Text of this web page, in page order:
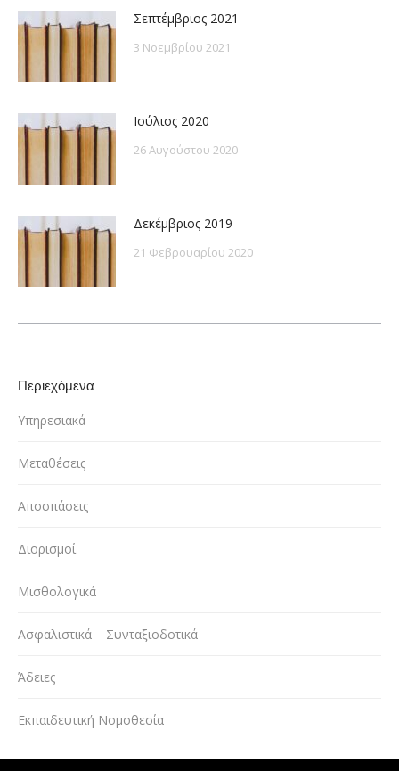
Σεπτέμβριος 2021
3 Νοεμβρίου 2021
Ιούλιος 2020
26 Αυγούστου 2020
Δεκέμβριος 2019
21 Φεβρουαρίου 2020
Περιεχόμενα
Υπηρεσιακά
Μεταθέσεις
Αποσπάσεις
Διορισμοί
Μισθολογικά
Ασφαλιστικά – Συνταξιοδοτικά
Άδειες
Εκπαιδευτική Νομοθεσία